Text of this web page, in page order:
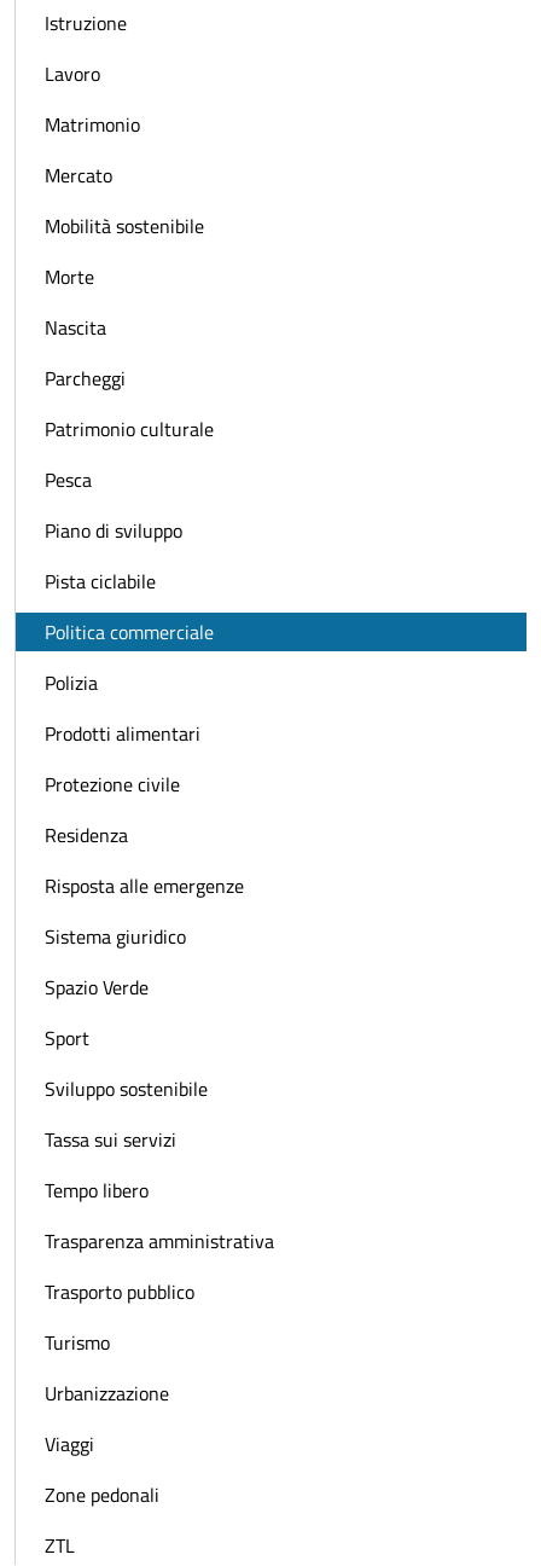
Istruzione
Lavoro
Matrimonio
Mercato
Mobilità sostenibile
Morte
Nascita
Parcheggi
Patrimonio culturale
Pesca
Piano di sviluppo
Pista ciclabile
Politica commerciale
Polizia
Prodotti alimentari
Protezione civile
Residenza
Risposta alle emergenze
Sistema giuridico
Spazio Verde
Sport
Sviluppo sostenibile
Tassa sui servizi
Tempo libero
Trasparenza amministrativa
Trasporto pubblico
Turismo
Urbanizzazione
Viaggi
Zone pedonali
ZTL